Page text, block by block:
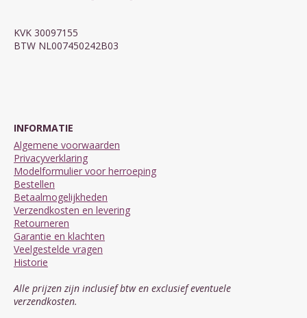
KVK 30097155
BTW NL007450242B03
INFORMATIE
Algemene voorwaarden
Privacyverklaring
Modelformulier voor herroeping
Bestellen
Betaalmogelijkheden
Verzendkosten en levering
Retourneren
Garantie en klachten
Veelgestelde vragen
Historie
Alle prijzen zijn inclusief btw en exclusief eventuele
verzendkosten.